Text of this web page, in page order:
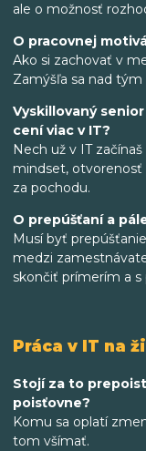
ale o možnosť
O pracovnej
Ako si zachovať v
Zamýšľa sa nad tým
Vyskillovaný
cení viac v IT?
Nech už v IT
mindset,
za pochodu.
O prepúšťaní a
Musí byť
medzi
skončiť prímerím a
Práca v IT na
Stojí za to
poisťovne?
Komu sa oplatí
tom všímať.